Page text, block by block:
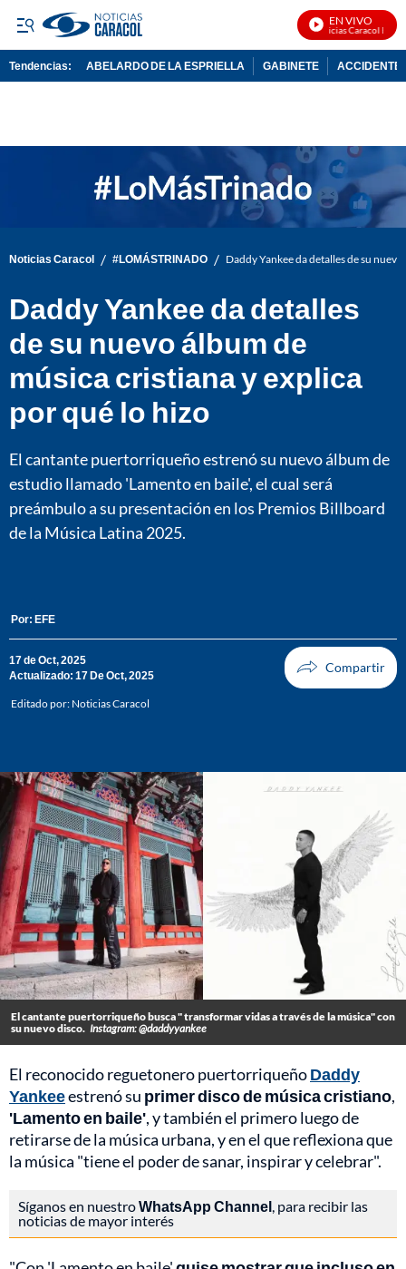
EN VIVO
Noticias Caracol En Vivo
Tendencias: ABELARDO DE LA ESPRIELLA GABINETE ACCIDENTE
Noticias Caracol / #LOMÁSTRINADO / Daddy Yankee da detalles de su
Daddy Yankee da detalles
de su nuevo álbum de
música cristiana y explica
por qué lo hizo
El cantante puertorriqueño estrenó su nuevo álbum de
estudio llamado 'Lamento en baile', el cual será
preámbulo a su presentación en los Premios Billboard
de la Música Latina 2025.
Por: EFE
17 de Oct, 2025
Actualizado: 17 De Oct, 2025
Editado por: Noticias Caracol
El cantante puertorriqueño busca " transformar vidas a través de la música" con
su nuevo disco. Instagram: @daddyyankee
El reconocido reguetonero puertorriqueñoDaddy
Yankeeestrenó su primer disco de música cristiano,
'Lamento en baile', y también el primero luego de
retirarse de la música urbana, y en el que reflexiona que
la música "tiene el poder de sanar, inspirar y celebrar".
Síganos en nuestroWhatsApp Channel, para recibir las
noticias de mayor interés